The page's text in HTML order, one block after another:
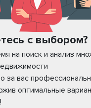
с выбором?
на поиск и анализ
за вас
оптимальные